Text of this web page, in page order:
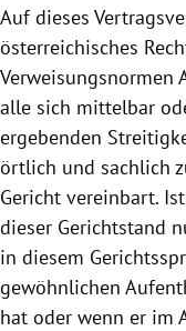
Auf dieses
österreichisches
Verweisungsnormen
alle sich mittelbar
ergebenden
örtlich und sachlich
Gericht vereinbart.
dieser Gerichtstand
in diesem
gewöhnlichen
hat oder wenn er im